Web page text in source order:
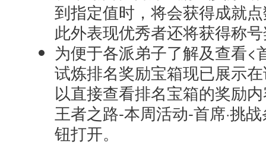
到指定值时，将会获得成就
此外表现优秀者还将获得称
为便于各派弟子了解及查看<
试炼排名奖励宝箱现已展示
以直接查看排名宝箱的奖励
王者之路-本周活动-首席·挑
钮打开。